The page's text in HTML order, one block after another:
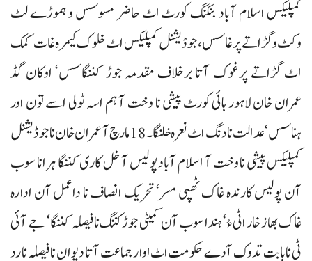
کمپلیکس اسلام آباد بنکنگ کورٹ اٹ حاضر مسوسس و ہموڑے لٹ
وکٹ و گڑاتے پرغاسس، جوڈیشنل کمپلیکس اٹ خلوک کیمرہ غات کمک
اٹ گڑاتے پرغوک آتا برخلاف مقدمہ جوڑ کننگاسس‘ اوکان گڈ
عمران خان لاہور ہائی کورٹ پیشی نا وخت آ ہم اسہ ٹولی اسے تون اور
ہناسس‘ عدالت نا دنگ اٹ نعرہ خلنگا۔ 18 مارچ آ عمران خان نا جوڈیشنل
کمپلیکس پیشی نا وخت آ اسلام آباد پولیس آ خل کاری کننگا ہرانا سوب
آن پولیس کارندہ غاک ٹھپی مسر‘ تحریک انصاف نا داعمل آن ادارہ
غاک بھاز خار اٹی ءُ‘ ہندا سوب آن کمیٹی جوڑ کننگ نافیصلہ کننگا‘ جے آئی
ٹی نابابت تدوک آدے حکومت اٹ اوار جماعت آتا دیوان نافیصلہ نا رد